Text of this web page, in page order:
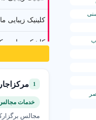
کلینیک زیبایی
کلینیک زیبایی
دکتری
خدمات
مجتمع فنی
1
خدمات
مجالس
است.
خدمات